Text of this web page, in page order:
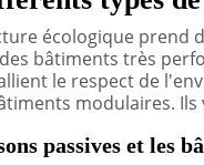
écologique prend
bâtiments très
le respect de
modulaires.
passives et les